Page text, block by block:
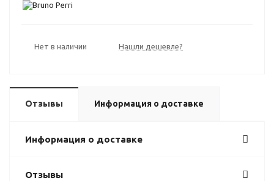
Нет в наличии Нашли дешевле?
Отзывы Информация о доставке
Информация о доставке
Отзывы